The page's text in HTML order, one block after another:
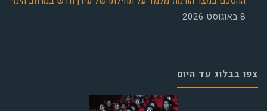
8 באוגוסט 2026
צפו בבלוג עד היום